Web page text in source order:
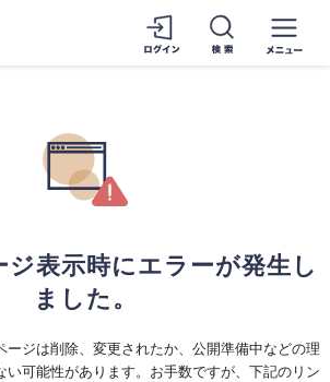
表示時にエラーが発生し
ました。
ージは削除、変更されたか、公開準備中などの理
い可能性があります。お手数ですが、下記のリン